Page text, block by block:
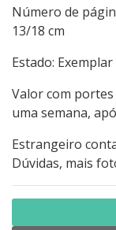
Número
13/18 cm
Estado:
Valor com
uma semana,
Estrangeiro
Dúvidas, mais